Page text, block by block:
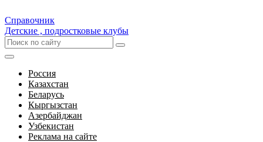
Справочник
Детские , подростковые клубы
Россия
Казахстан
Беларусь
Кыргызстан
Азербайджан
Узбекистан
Реклама на сайте